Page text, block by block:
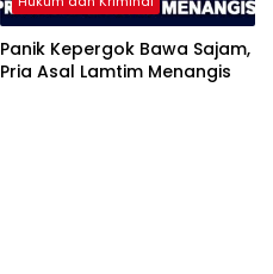
Panik Kepergok Bawa Sajam,
Pria Asal Lamtim Menangis